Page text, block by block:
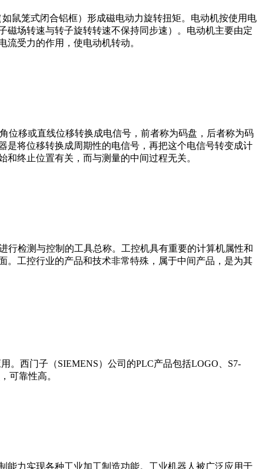
鼠笼式闭合铝框）形成磁电动力旋转扭矩。电动机按使用电
场转速与转子旋转转速不保持同步速）。电动机主要由定
受力的作用，使电动机转动。
位移或直线位移转换成电信号，前者称为码盘，后者称为码
是将位移转换成周期性的电信号，再把这个电信号转变成计
终止位置有关，而与测量的中间过程无关。
行检测与控制的工具总称。工控机具有重要的计算机属性和
。工控行业的产品和技术非常特殊，属于中间产品，是为其
。西门子（SIEMENS）公司的PLC产品包括LOGO、S7-
可靠性高。
能力实现各种工业加工制造功能。工业机器人被广泛应用于